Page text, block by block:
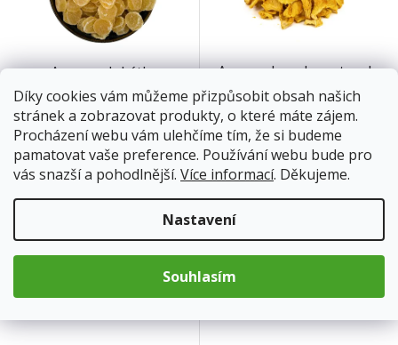
Díky cookies vám můžeme přizpůsobit obsah našich
stránek a zobrazovat produkty, o které máte zájem.
Procházení webu vám ulehčíme tím, že si budeme
pamatovat vaše preference. Používání webu bude pro
vás snazší a pohodlnější. Více informací. Děkujeme.
Nastavení
Souhlasím
Ananas dukátky
Skladem
od 59 Kč
Detail
Ananas kousky natural
bez přidaného cukru a
SO2 (Costa Rica)
Skladem
od 159 Kč
Detail
Novinka